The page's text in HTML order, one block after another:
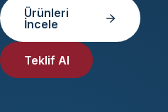
Ürünleri
İncele
Teklif Al